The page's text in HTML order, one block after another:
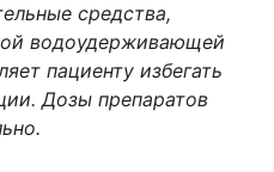
средства,
водоудерживающей
пациенту избегать
Дозы препаратов